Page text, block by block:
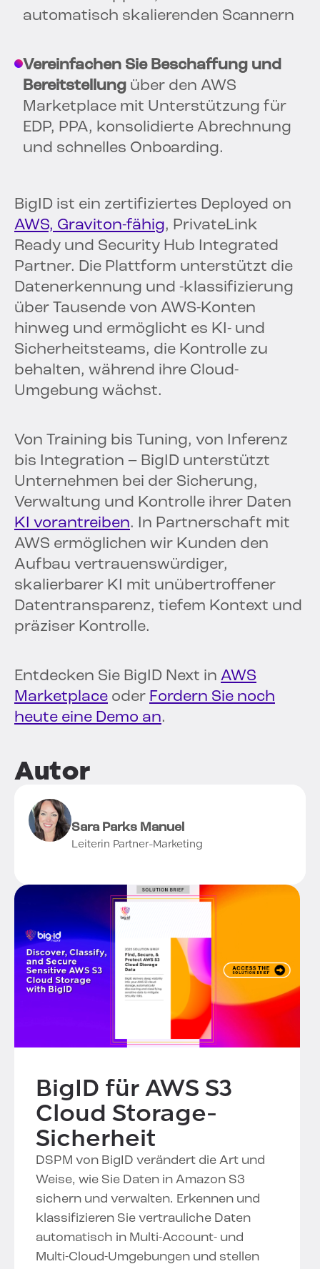
automatisch skalierenden Scannern
Vereinfachen Sie Beschaffung und
Bereitstellung über den AWS
Marketplace mit Unterstützung für
EDP, PPA, konsolidierte Abrechnung
und schnelles Onboarding.
BigID ist ein zertifiziertes Deployed on
AWS, Graviton-fähig, PrivateLink
Ready und Security Hub Integrated
Partner. Die Plattform unterstützt die
Datenerkennung und -klassifizierung
über Tausende von AWS-Konten
hinweg und ermöglicht es KI- und
Sicherheitsteams, die Kontrolle zu
behalten, während ihre Cloud-
Umgebung wächst.
Von Training bis Tuning, von Inferenz
bis Integration – BigID unterstützt
Unternehmen bei der Sicherung,
Verwaltung und Kontrolle ihrer Daten
KI vorantreiben. In Partnerschaft mit
AWS ermöglichen wir Kunden den
Aufbau vertrauenswürdiger,
skalierbarer KI mit unübertroffener
Datentransparenz, tiefem Kontext und
präziser Kontrolle.
Entdecken Sie BigID Next in AWS
Marketplace oder Fordern Sie noch
heute eine Demo an.
Autor
Sara Parks Manuel
Leiterin Partner-Marketing
BigID für AWS S3
Cloud Storage-
Sicherheit
DSPM von BigID verändert die Art und
Weise, wie Sie Daten in Amazon S3
sichern und verwalten. Erkennen und
klassifizieren Sie vertrauliche Daten
automatisch in Multi-Account- und
Multi-Cloud-Umgebungen und stellen